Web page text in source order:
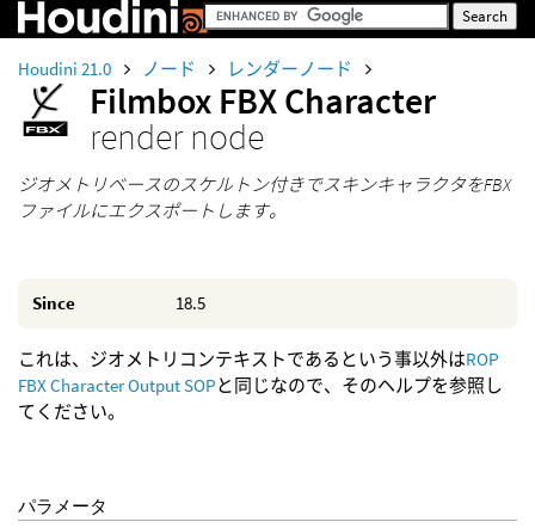
Houdini 21.0 ノード レンダーノード
Filmbox FBX Character
render node
ジオメトリベースのスケルトン付きでスキンキャラクタをFBX
ファイルにエクスポートします。
Since 18.5
これは、ジオメトリコンテキストであるという事以外はROP
FBX Character Output SOPと同じなので、そのヘルプを参照し
てください。
パラメータ